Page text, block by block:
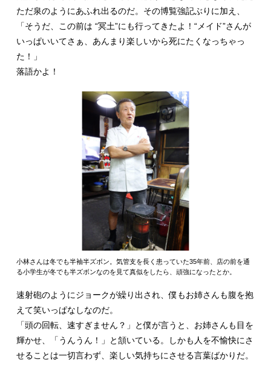
ただ泉のようにあふれ出るのだ。その博覧強記ぶりに加え、
「そうだ、この前は “冥土”にも行ってきたよ！“メイド”さんが
いっぱいいてさぁ、あんまり楽しいから死にたくなっちゃっ
た！」
落語かよ！
小林さんは冬でも半袖半ズボン。気管支を長く患っていた35年前、店の前を通
る小学生が冬でも半ズボンなのを見て真似をしたら、頑強になったとか。
速射砲のようにジョークが繰り出され、僕もお姉さんも腹を抱
えて笑いっぱなしなのだ。
「頭の回転、速すぎません？」と僕が言うと、お姉さんも目を
輝かせ、「うんうん！」と頷いている。しかも人を不愉快にさ
せることは一切言わず、楽しい気持ちにさせる言葉ばかりだ。